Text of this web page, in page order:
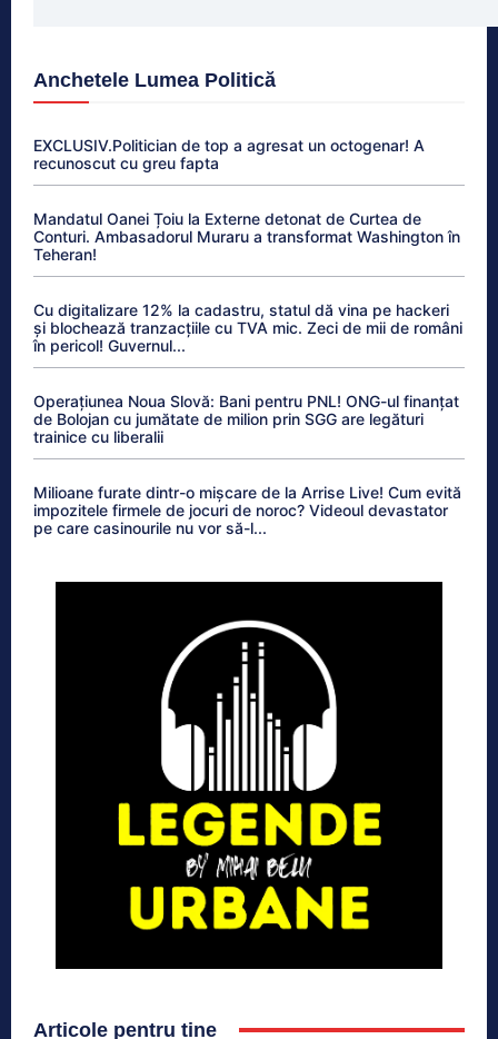
Anchetele Lumea Politică
EXCLUSIV.Politician de top a agresat un octogenar! A
recunoscut cu greu fapta
Mandatul Oanei Țoiu la Externe detonat de Curtea de
Conturi. Ambasadorul Muraru a transformat Washington în
Teheran!
Cu digitalizare 12% la cadastru, statul dă vina pe hackeri
și blochează tranzacțiile cu TVA mic. Zeci de mii de români
în pericol! Guvernul...
Operațiunea Noua Slovă: Bani pentru PNL! ONG-ul finanțat
de Bolojan cu jumătate de milion prin SGG are legături
trainice cu liberalii
Milioane furate dintr-o mișcare de la Arrise Live! Cum evită
impozitele firmele de jocuri de noroc? Videoul devastator
pe care casinourile nu vor să-l...
Articole pentru tine